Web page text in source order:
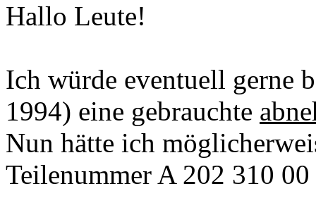
Hallo Leute!
Ich würde eventuell gerne
1994) eine gebrauchte
Nun hätte ich
Teilenummer A 202 310